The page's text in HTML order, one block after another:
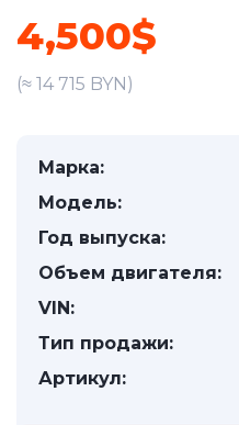
4,500$
(≈ 14 715 BYN)
Марка:
Модель:
Год выпуска:
Объем двигателя:
VIN:
Тип продажи:
Артикул: